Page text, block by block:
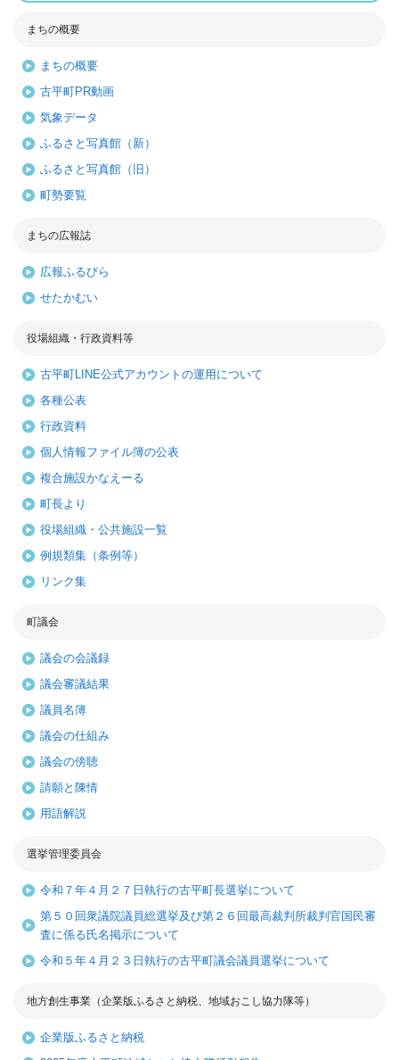
まちの概要
まちの概要
古平町PR動画
気象データ
ふるさと写真館（新）
ふるさと写真館（旧）
町勢要覧
まちの広報誌
広報ふるびら
せたかむい
役場組織・行政資料等
古平町LINE公式アカウントの運用について
各種公表
行政資料
個人情報ファイル簿の公表
複合施設かなえーる
町長より
役場組織・公共施設一覧
例規類集（条例等）
リンク集
町議会
議会の会議録
議会審議結果
議員名簿
議会の仕組み
議会の傍聴
請願と陳情
用語解説
選挙管理委員会
令和７年４月２７日執行の古平町長選挙について
第５０回衆議院議員総選挙及び第２６回最高裁判所裁判官国民審
査に係る氏名掲示について
令和５年４月２３日執行の古平町議会議員選挙について
地方創生事業（企業版ふるさと納税、地域おこし協力隊等）
企業版ふるさと納税